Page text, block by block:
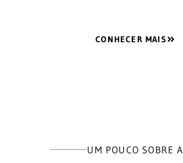
CONHECER MAIS
UM POUCO SOBRE A